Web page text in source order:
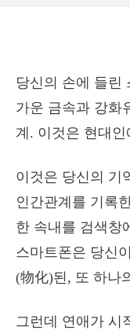
당신의 손에 들린
가운 금속과 강화
계. 이것은 현대
이것은 당신의 기
인간관계를 기록
한 속내를 검색창
스마트폰은 당신
(物化)된, 또 하나
그런데 연애가 시